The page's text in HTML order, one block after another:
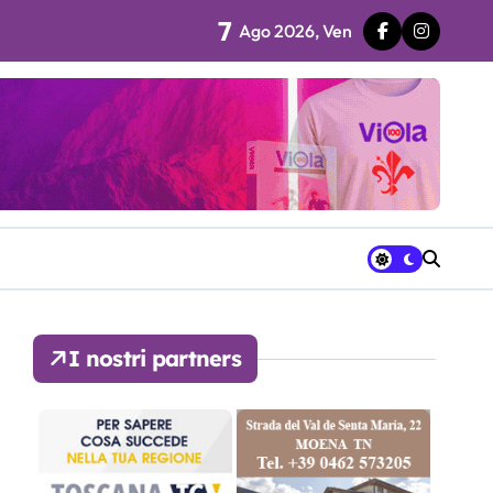
avrà a disposizione
7 Ago 2026, Ven
I nostri partners